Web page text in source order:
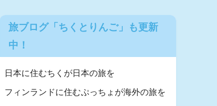
旅ブログ「ちくとりんご」も更新
中！
日本に住むちくが日本の旅を
フィンランドに住むぷっちょが海外の旅を